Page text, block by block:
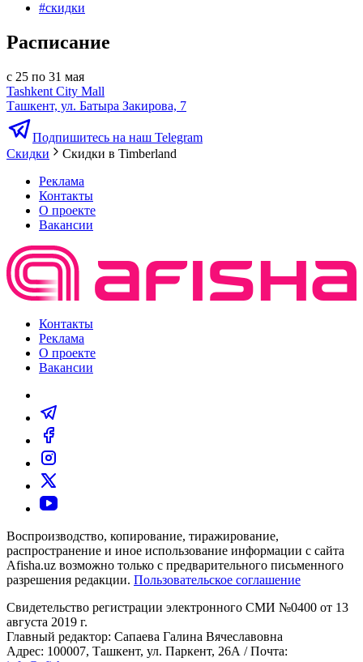
#скидки
Расписание
с 25 по 31 мая
Tashkent City Mall
Ташкент, ул. Батыра Закирова, 7
Подпишитесь на наш Telegram
Скидки
Скидки в Timberland
Реклама
Контакты
О проекте
Вакансии
Контакты
Реклама
О проекте
Вакансии
Воспроизводство, копирование, тиражирование,
распространение и иное использование информации с сайта
Afisha.uz возможно только с предварительного письменного
разрешения редакции. Пользовательское соглашение
Свидетельство регистрации электронного СМИ №0400 от 13
августа 2019 г.
Главный редактор: Сапаева Галина Вячеславовна
Адрес: 100007, Ташкент, ул. Паркент, 26А / Почта: